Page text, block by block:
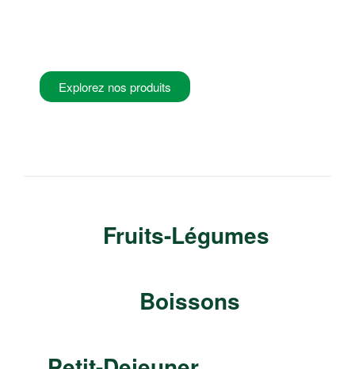
Explorez nos produits
Fruits-Légumes
Boissons